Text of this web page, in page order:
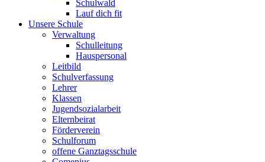
Schulwald
Lauf dich fit
Unsere Schule
Verwaltung
Schulleitung
Hauspersonal
Leitbild
Schulverfassung
Lehrer
Klassen
Jugendsozialarbeit
Elternbeirat
Förderverein
Schulforum
offene Ganztagsschule